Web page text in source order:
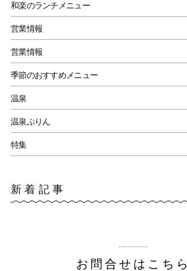
和楽のランチメニュー
営業情報
営業情報
季節のおすすめメニュー
温泉
温泉ぷりん
特集
新着記事
お問合せはこちら